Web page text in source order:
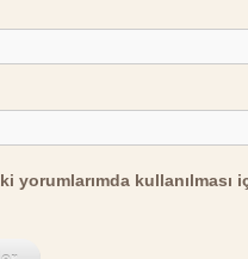
yorumlarımda kullanılması